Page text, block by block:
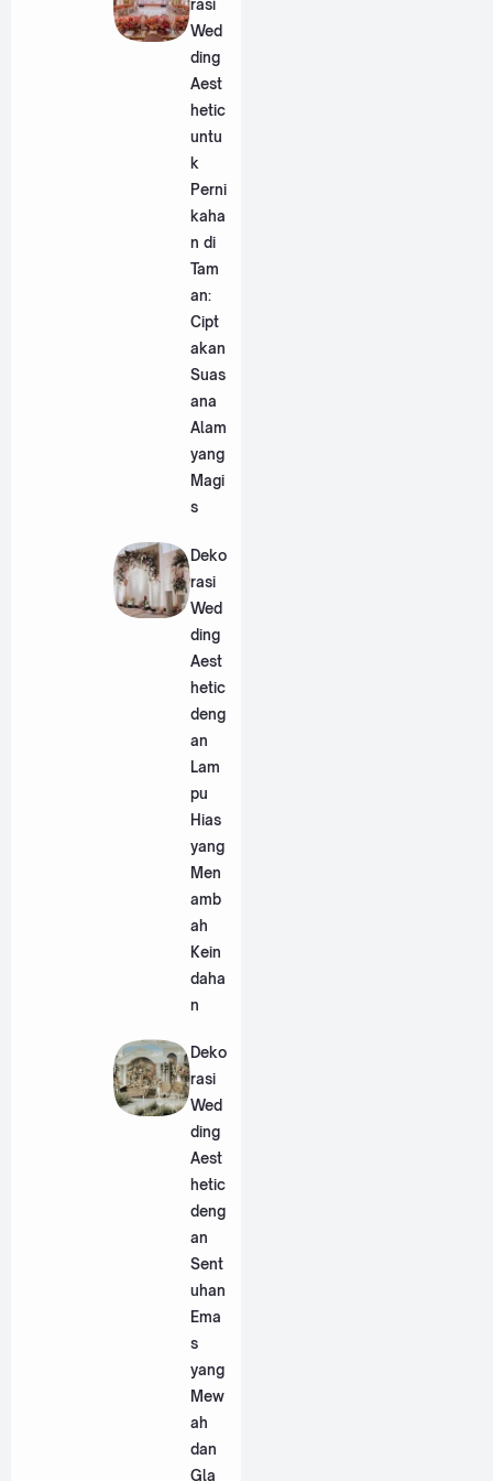
rasi
Wed
ding
Aest
hetic
untu
k
Perni
kaha
n di
Tam
an:
Cipt
akan
Suas
ana
Alam
yang
Magi
s
Deko
rasi
Wed
ding
Aest
hetic
deng
an
Lam
pu
Hias
yang
Men
amb
ah
Kein
daha
n
Deko
rasi
Wed
ding
Aest
hetic
deng
an
Sent
uhan
Ema
s
yang
Mew
ah
dan
Gla